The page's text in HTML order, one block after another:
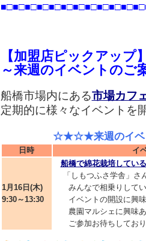
【加盟店ピックアップ
～来週のイベントのご
船橋市場内にある市場カフ
定期的に様々なイベントを
☆★☆★来週のイベン
日時 イ
1月16日(木)
9:30～13:30
船橋で綿花栽培してい
「しもつふさ学舎」さ
みんなで相乗りしてい
イベントの開設に興味
農園マルシェに興味あ
ご参加お待ちしており